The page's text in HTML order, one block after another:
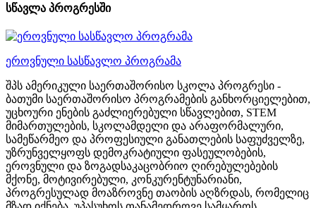
სწავლა პროგრესში
ეროვნული სასწავლო პროგრამა
შპს ამერიკული საერთაშორისო სკოლა პროგრესი -
ბათუმი საერთაშორისო პროგრამების განხორციელებით,
უცხოური ენების გაძლიერებული სწავლებით, STEM
მიმართულების, სკოლამდელი და არაფორმალური,
სამეწარმეო და პროფესიული განათლების საფუძველზე,
უზრუნველყოფს დემოკრატიული ფასეულობების,
ეროვნული და ზოგადსაკაცობრიო ღირებულებების
მქონე, მოტივირებული, კონკურენტუნარიანი,
პროგრესულად მოაზროვნე თაობის აღზრდას, რომელიც